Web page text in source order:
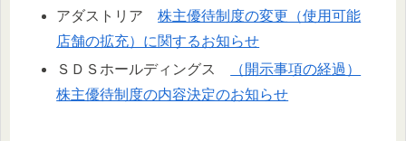
アダストリア株主優待制度の変更（使用可能
店舗の拡充）に関するお知らせ
ＳＤＳホールディングス
（開示事項の経過）
株主優待制度の内容決定のお知らせ